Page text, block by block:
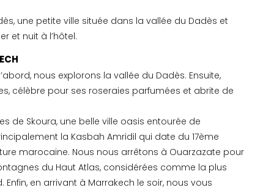
une petite ville située dans la vallée du Dadès et
et nuit à l’hôtel.
nous explorons la vallée du Dadès. Ensuite,
célèbre pour ses roseraies parfumées et abrite de
de Skoura, une belle ville oasis entourée de
la Kasbah Amridil qui date du 17ème
marocaine. Nous nous arrêtons à Ouarzazate pour
du Haut Atlas, considérées comme la plus
en arrivant à Marrakech le soir, nous vous